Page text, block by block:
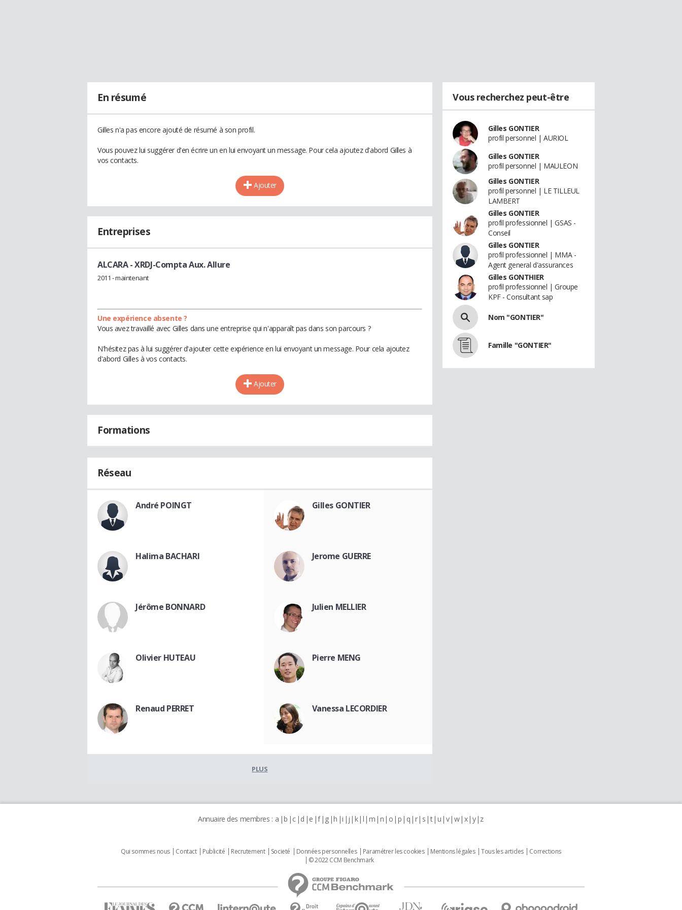
En résumé
Gilles n'a pas encore ajouté de résumé à son profil.
Vous pouvez lui suggérer d'en écrire un en lui envoyant un message. Pour cela ajoutez d'abord Gilles à
vos contacts.
Ajouter
Entreprises
ALCARA- XRDJ-Compta Aux. Allure
2011 - maintenant
Une expérience absente ?
Vous avez travaillé avec Gilles dans une entreprise qui n'apparaît pas dans son parcours ?
N'hésitez pas à lui suggérer d'ajouter cette expérience en lui envoyant un message. Pour cela ajoutez
d'abord Gilles à vos contacts.
Ajouter
Formations
Réseau
André POINGT Gilles GONTIER
Halima BACHARI Jerome GUERRE
Jérôme BONNARD Julien MELLIER
Olivier HUTEAU Pierre MENG
Renaud PERRET Vanessa LECORDIER
PLUS
Vous recherchez peut-être
Gilles GONTIER
profil personnel | AURIOL
Gilles GONTIER
profil personnel | MAULEON
Gilles GONTIER
profil personnel | LE TILLEUL
LAMBERT
Gilles GONTIER
profil professionnel | GSAS -
Conseil
Gilles GONTIER
profil professionnel | MMA -
Agent general d'assurances
Gilles GONTHIER
profil professionnel | Groupe
KPF - Consultant sap
Nom "GONTIER"
Famille "GONTIER"
Annuaire des membres : a b c d e f g h i j k l m n o p q r s t u v w x y z
Qui sommes nous Contact Publicité Recrutement Societé Données personnelles Paramétrer les cookies Mentions légales Tous les articles
Corrections
© 2022 CCM Benchmark